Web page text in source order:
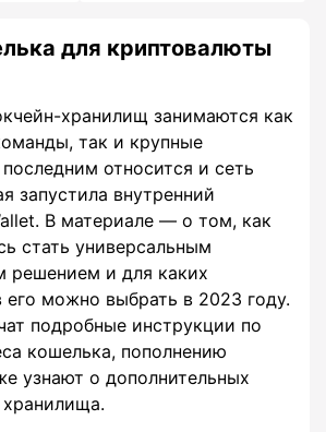
для криптовалюты
хранилищ занимаются как
так и крупные
относится и сеть
запустила внутренний
В материале — о том, как
стать универсальным
решением и для каких
его можно выбрать в 2023 году.
подробные инструкции по
кошелька, пополнению
узнают о дополнительных